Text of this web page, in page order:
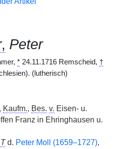
Peter
* 24.11.1716 Remscheid, †
(lutherisch)
, Kaufm., Bes. v. Eisen- u.
Franz in Ehringhausen u.
Td. Peter Moll (1659–1727),